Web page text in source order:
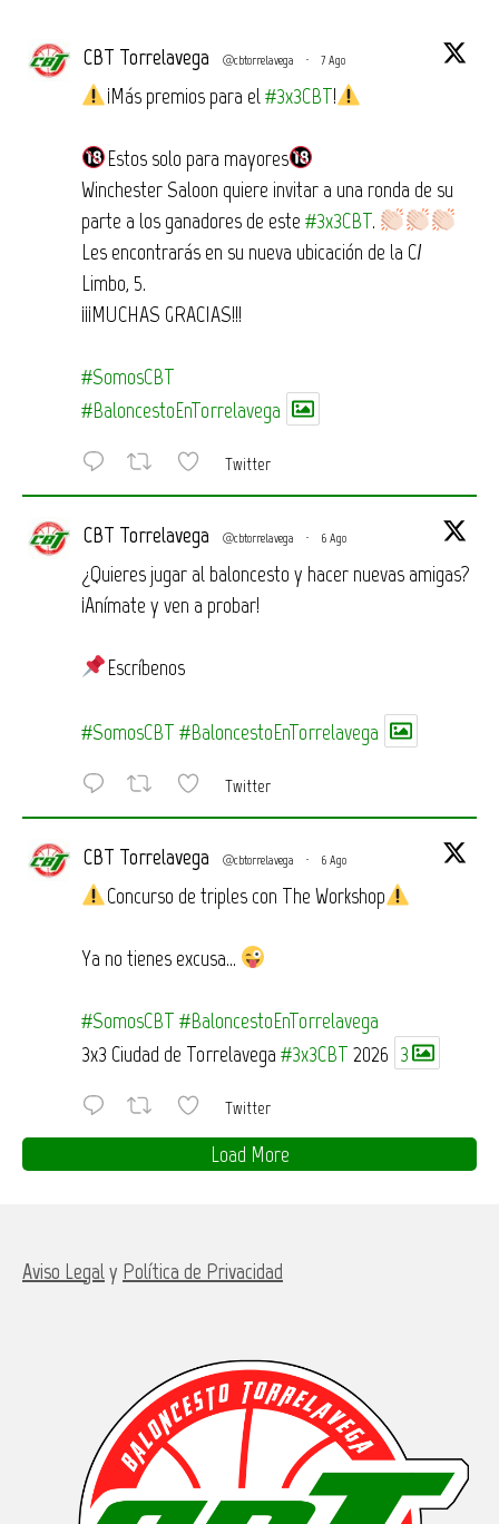
CBT Torrelavega @cbtorrelavega · 7 Ago
¡Más premios para el #3x3CBT!
Estos solo para mayores
Winchester Saloon quiere invitar a una ronda de su
parte a los ganadores de este #3x3CBT.
Les encontrarás en su nueva ubicación de la C/
Limbo, 5.
¡¡¡MUCHAS GRACIAS!!!
#SomosCBT
#BaloncestoEnTorrelavega
Twitter
CBT Torrelavega @cbtorrelavega · 6 Ago
¿Quieres jugar al baloncesto y hacer nuevas amigas?
¡Anímate y ven a probar!
Escríbenos
#SomosCBT #BaloncestoEnTorrelavega
Twitter
CBT Torrelavega @cbtorrelavega · 6 Ago
Concurso de triples con The Workshop
Ya no tienes excusa…
#SomosCBT #BaloncestoEnTorrelavega
3x3 Ciudad de Torrelavega #3x3CBT 2026 3
Twitter
Load More
Aviso Legaly Política de Privacidad